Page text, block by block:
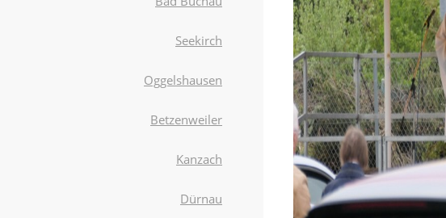
Seekirch
Oggelshausen
Betzenweiler
Kanzach
Dürnau